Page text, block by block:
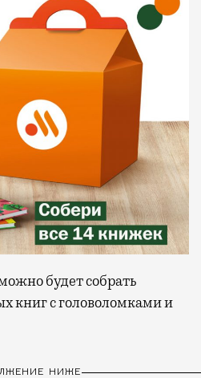
будет собрать
книг с головоломками и
НИЖЕ